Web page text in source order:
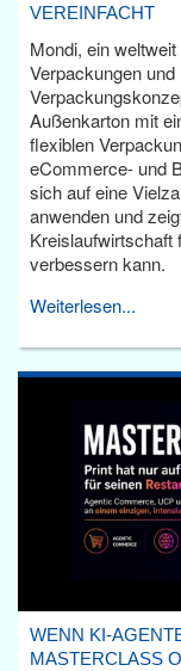
VEREINFACHT
Mondi, ein
Verpackungen
Außenkarton mit
flexiblen
eCommerce- und
sich auf eine
anwenden und
Kreislaufwirtschaft
verbessern kann.
Weiterlesen...
WENN KI-
MASTERCLASS